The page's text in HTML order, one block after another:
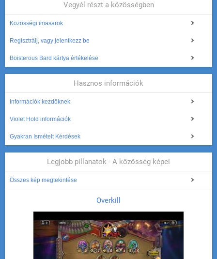
Vegyél részt a közösségben
Közösségi imasarok
Regisztrálj, vagy jelentkezz be
Boisterous Bard kártya értékelése
Hasznos információk
Információk kezdőknek
Violet Hold információk
Gyakran Ismételt Kérdések
Legjobb pillanatok - A közösség képei
Összes kép megtekintése
Overkill